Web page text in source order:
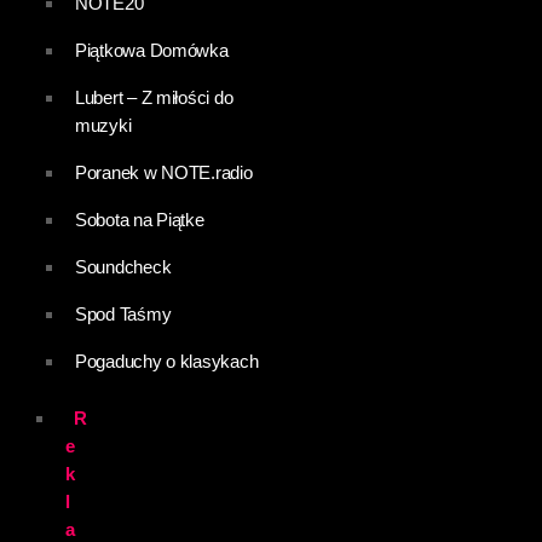
Piątkowa Domówka
Lubert – Z miłości do
muzyki
Poranek w NOTE.radio
Sobota na Piątke
Soundcheck
Spod Taśmy
Pogaduchy o klasykach
R
e
k
l
a